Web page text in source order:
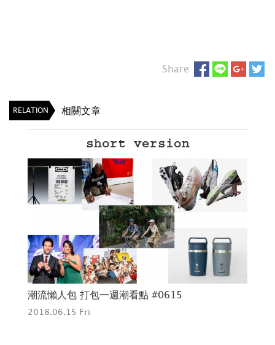
Share
RELATION 相關文章
short version
潮流懶人包 打包一週潮看點 #0615
2018.06.15 Fri